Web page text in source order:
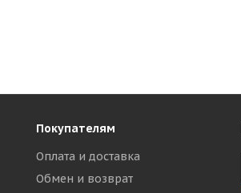
Покупателям
Оплата и доставка
Обмен и возврат